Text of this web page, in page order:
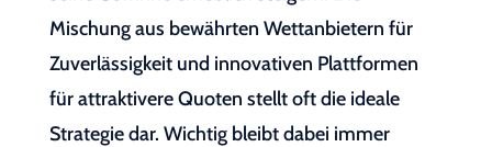
Mischung aus bewährten Wettanbietern für
Zuverlässigkeit und innovativen Plattformen
für attraktivere Quoten stellt oft die ideale
Strategie dar. Wichtig bleibt dabei immer